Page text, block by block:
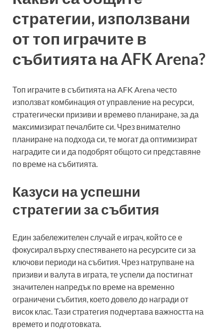
стратегии, използвани
от топ играчите в
събитията на AFK Arena?
Топ играчите в събитията на AFK Arena често
използват комбинация от управление на ресурси,
стратегически призиви и времево планиране, за да
максимизират печалбите си. Чрез внимателно
планиране на подхода си, те могат да оптимизират
наградите си и да подобрят общото си представяне
по време на събитията.
Казуси на успешни
стратегии за събития
Един забележителен случай е играч, който се е
фокусирал върху спестяването на ресурсите си за
ключови периоди на събития. Чрез натрупване на
призиви и валута в играта, те успели да постигнат
значителен напредък по време на временно
ограничени събития, което довело до награди от
висок клас. Тази стратегия подчертава важността на
времето и подготовката.